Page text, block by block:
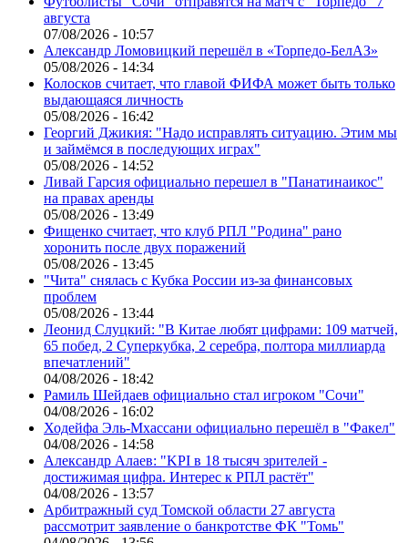
августа
07/08/2026 - 10:57
Александр Ломовицкий перешёл в «Торпедо-БелАЗ»
05/08/2026 - 14:34
Колосков считает, что главой ФИФА может быть только
выдающаяся личность
05/08/2026 - 16:42
Георгий Джикия: "Надо исправлять ситуацию. Этим мы
и займёмся в последующих играх"
05/08/2026 - 14:52
Ливай Гарсия официально перешел в "Панатинаикос"
на правах аренды
05/08/2026 - 13:49
Фищенко считает, что клуб РПЛ "Родина" рано
хоронить после двух поражений
05/08/2026 - 13:45
"Чита" снялась с Кубка России из-за финансовых
проблем
05/08/2026 - 13:44
Леонид Слуцкий: "В Китае любят цифрами: 109 матчей,
65 побед, 2 Суперкубка, 2 серебра, полтора миллиарда
впечатлений"
04/08/2026 - 18:42
Рамиль Шейдаев официально стал игроком "Сочи"
04/08/2026 - 16:02
Ходейфа Эль-Мхассани официально перешёл в "Факел"
04/08/2026 - 14:58
Александр Алаев: "KPI в 18 тысяч зрителей -
достижимая цифра. Интерес к РПЛ растёт"
04/08/2026 - 13:57
Арбитражный суд Томской области 27 августа
рассмотрит заявление о банкротстве ФК "Томь"